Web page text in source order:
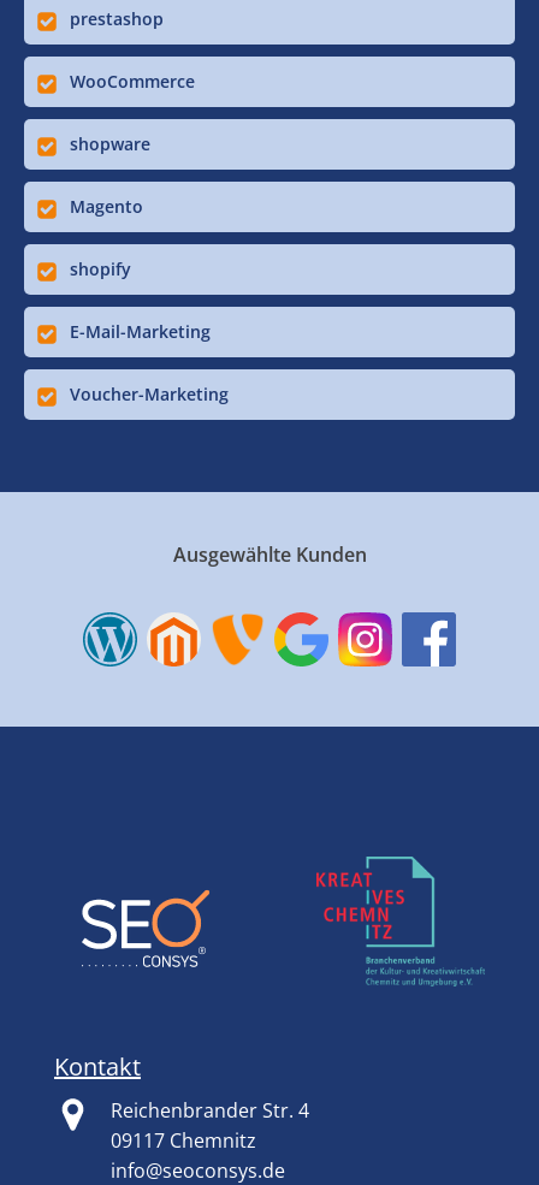
prestashop
WooCommerce
shopware
Magento
shopify
E-Mail-Marketing
Voucher-Marketing
Ausgewählte Kunden
Kontakt
Reichenbrander Str. 4
09117 Chemnitz
info@seoconsys.de